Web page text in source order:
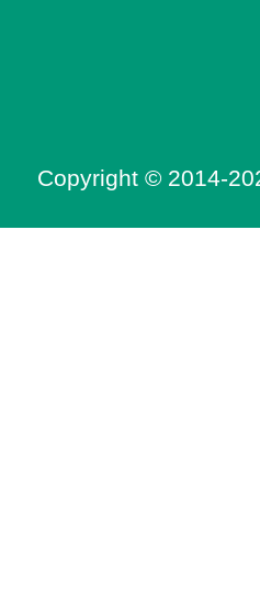
Copyright © 2014-